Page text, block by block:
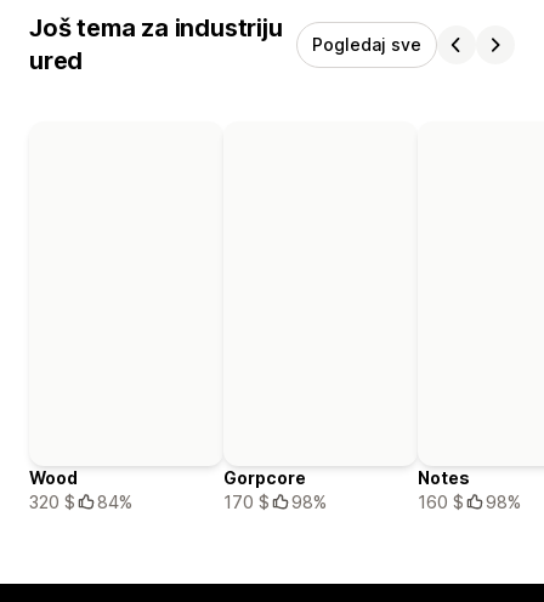
Još tema za industriju
ured
Pogledaj sve
Wood
320 $
84%
Gorpcore
170 $
98%
Notes
160 $
98%